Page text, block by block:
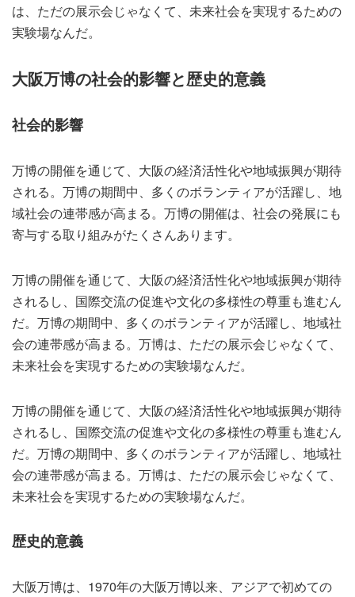
は、ただの展示会じゃなくて、未来社会を実現するための
実験場なんだ。
大阪万博の社会的影響と歴史的意義
社会的影響
万博の開催を通じて、大阪の経済活性化や地域振興が期待
される。万博の期間中、多くのボランティアが活躍し、地
域社会の連帯感が高まる。万博の開催は、社会の発展にも
寄与する取り組みがたくさんあります。
万博の開催を通じて、大阪の経済活性化や地域振興が期待
されるし、国際交流の促進や文化の多様性の尊重も進むん
だ。万博の期間中、多くのボランティアが活躍し、地域社
会の連帯感が高まる。万博は、ただの展示会じゃなくて、
未来社会を実現するための実験場なんだ。
万博の開催を通じて、大阪の経済活性化や地域振興が期待
されるし、国際交流の促進や文化の多様性の尊重も進むん
だ。万博の期間中、多くのボランティアが活躍し、地域社
会の連帯感が高まる。万博は、ただの展示会じゃなくて、
未来社会を実現するための実験場なんだ。
歴史的意義
大阪万博は、1970年の大阪万博以来、アジアで初めての